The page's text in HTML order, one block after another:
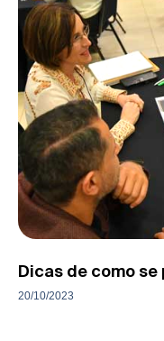
Dicas de como se
20/10/2023